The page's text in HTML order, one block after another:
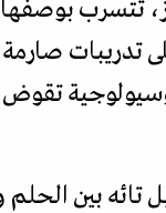
تتسرب
تدريبات
تقوض
تائه بين